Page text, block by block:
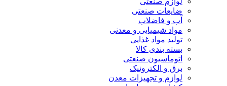
ضایعات صنعتی
آب و فاضلاب
مواد شیمیایی و معدنی
تولید مواد غذایی
بسته بندی کالا
اتوماسیون صنعتی
برق و الکترونیک
لوازم و تجهیزات معدن